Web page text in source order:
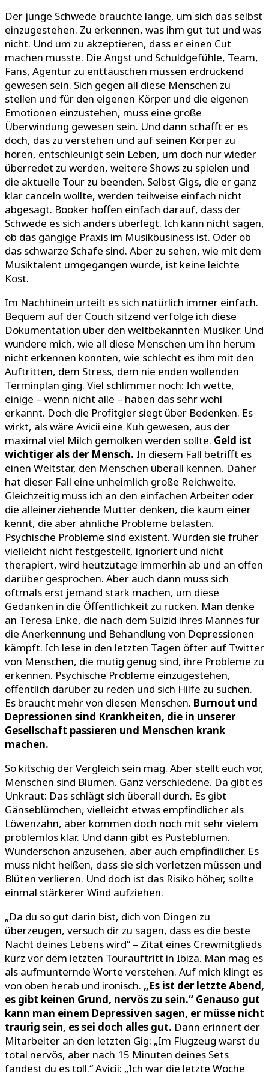
Der junge Schwede brauchte lange, um sich das selbst
einzugestehen. Zu erkennen, was ihm gut tut und was
nicht. Und um zu akzeptieren, dass er einen Cut
machen musste. Die Angst und Schuldgefühle, Team,
Fans, Agentur zu enttäuschen müssen erdrückend
gewesen sein. Sich gegen all diese Menschen zu
stellen und für den eigenen Körper und die eigenen
Emotionen einzustehen, muss eine große
Überwindung gewesen sein. Und dann schafft er es
doch, das zu verstehen und auf seinen Körper zu
hören, entschleunigt sein Leben, um doch nur wieder
überredet zu werden, weitere Shows zu spielen und
die aktuelle Tour zu beenden. Selbst Gigs, die er ganz
klar canceln wollte, werden teilweise einfach nicht
abgesagt. Booker hoffen einfach darauf, dass der
Schwede es sich anders überlegt. Ich kann nicht sagen,
ob das gängige Praxis im Musikbusiness ist. Oder ob
das schwarze Schafe sind. Aber zu sehen, wie mit dem
Musiktalent umgegangen wurde, ist keine leichte
Kost.
Im Nachhinein urteilt es sich natürlich immer einfach.
Bequem auf der Couch sitzend verfolge ich diese
Dokumentation über den weltbekannten Musiker. Und
wundere mich, wie all diese Menschen um ihn herum
nicht erkennen konnten, wie schlecht es ihm mit den
Auftritten, dem Stress, dem nie enden wollenden
Terminplan ging. Viel schlimmer noch: Ich wette,
einige – wenn nicht alle – haben das sehr wohl
erkannt. Doch die Profitgier siegt über Bedenken. Es
wirkt, als wäre Avicii eine Kuh gewesen, aus der
maximal viel Milch gemolken werden sollte. Geld ist
wichtiger als der Mensch. In diesem Fall betrifft es
einen Weltstar, den Menschen überall kennen. Daher
hat dieser Fall eine unheimlich große Reichweite.
Gleichzeitig muss ich an den einfachen Arbeiter oder
die alleinerziehende Mutter denken, die kaum einer
kennt, die aber ähnliche Probleme belasten.
Psychische Probleme sind existent. Wurden sie früher
vielleicht nicht festgestellt, ignoriert und nicht
therapiert, wird heutzutage immerhin ab und an offen
darüber gesprochen. Aber auch dann muss sich
oftmals erst jemand stark machen, um diese
Gedanken in die Öffentlichkeit zu rücken. Man denke
an Teresa Enke, die nach dem Suizid ihres Mannes für
die Anerkennung und Behandlung von Depressionen
kämpft. Ich lese in den letzten Tagen öfter auf Twitter
von Menschen, die mutig genug sind, ihre Probleme zu
erkennen. Psychische Probleme einzugestehen,
öffentlich darüber zu reden und sich Hilfe zu suchen.
Es braucht mehr von diesen Menschen. Burnout und
Depressionen sind Krankheiten, die in unserer
Gesellschaft passieren und Menschen krank
machen.
So kitschig der Vergleich sein mag. Aber stellt euch vor,
Menschen sind Blumen. Ganz verschiedene. Da gibt es
Unkraut: Das schlägt sich überall durch. Es gibt
Gänseblümchen, vielleicht etwas empfindlicher als
Löwenzahn, aber kommen doch noch mit sehr vielem
problemlos klar. Und dann gibt es Pusteblumen.
Wunderschön anzusehen, aber auch empfindlicher. Es
muss nicht heißen, dass sie sich verletzen müssen und
Blüten verlieren. Und doch ist das Risiko höher, sollte
einmal stärkerer Wind aufziehen.
„Da du so gut darin bist, dich von Dingen zu
überzeugen, versuch dir zu sagen, dass es die beste
Nacht deines Lebens wird“ – Zitat eines Crewmitglieds
kurz vor dem letzten Tourauftritt in Ibiza. Man mag es
als aufmunternde Worte verstehen. Auf mich klingt es
von oben herab und ironisch. „Es ist der letzte Abend,
es gibt keinen Grund, nervös zu sein.“ Genauso gut
kann man einem Depressiven sagen, er müsse nicht
traurig sein, es sei doch alles gut. Dann erinnert der
Mitarbeiter an den letzten Gig: „Im Flugzeug warst du
total nervös, aber nach 15 Minuten deines Sets
fandest du es toll.“ Avicii: „Ich war die letzte Woche